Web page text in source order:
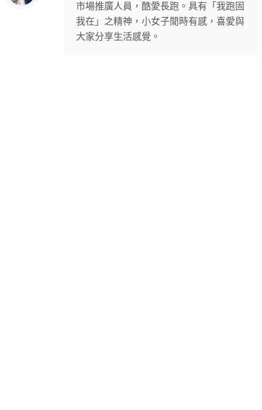
市場推廣人員，酷愛長跑。具有「我跑固
我在」之精神，小女子閒時有感，喜愛與
大家分享生活感覺。